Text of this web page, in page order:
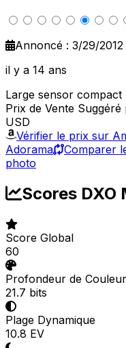
Annoncé : 3/29/2012
il y a 14 ans
Large sensor compact
Prix de Vente
USD
Vérifier le prix sur
Adorama
Comparer
photo
Scores DXO
Score Global
60
Profondeur de Couleur
21.7 bits
Plage Dynamique
10.8 EV